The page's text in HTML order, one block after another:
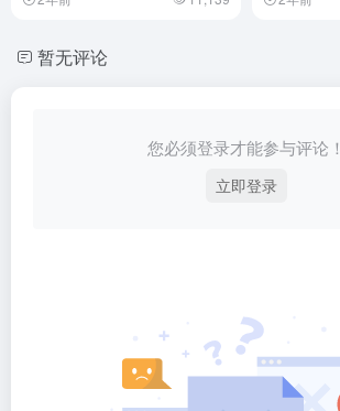
暂无评论
您必须登录才能参与评论！
立即登录